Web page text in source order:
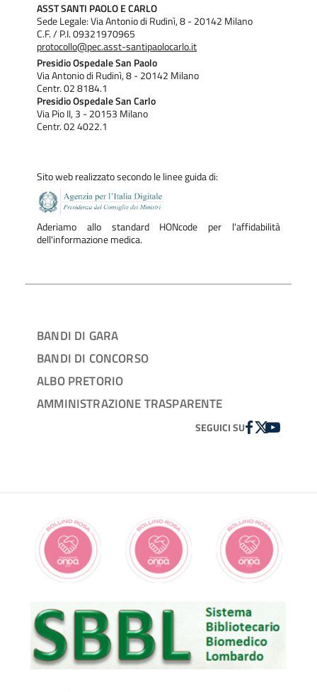
ASST SANTI PAOLO E CARLO
Sede Legale: Via Antonio di Rudinì, 8 - 20142 Milano
C.F. / P.I. 09321970965
protocollo@pec.asst-santipaolocarlo.it
Presidio Ospedale San Paolo
Via Antonio di Rudinì, 8 - 20142 Milano
Centr. 02 8184.1
Presidio Ospedale San Carlo
Via Pio II, 3 - 20153 Milano
Centr. 02 4022.1
Sito web realizzato secondo le linee guida di:
Aderiamo allo standard HONcode per l'affidabilità
dell'informazione medica.
BANDI DI GARA
BANDI DI CONCORSO
ALBO PRETORIO
AMMINISTRAZIONE TRASPARENTE
SEGUICI SUFACEBOOK
TWITTER
YOUTUBE